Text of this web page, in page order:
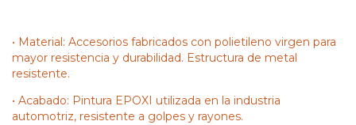
• Material: Accesorios fabricados con polietileno virgen para
mayor resistencia y durabilidad. Estructura de metal
resistente.
• Acabado: Pintura EPOXI utilizada en la industria
automotriz, resistente a golpes y rayones.